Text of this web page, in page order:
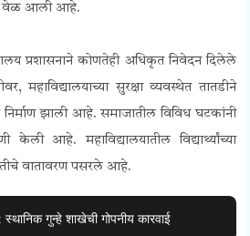
वेळ आली आहे.
प्रशासनाने कोणतेही अधिकृत निवेदन दिलेले
महाविद्यालयाच्या सुरक्षा व्यवस्थेत तातडीने
झाली आहे. समाजातील विविध घटकांनी
केली आहे. महाविद्यालयातील विद्यार्थ्यांच्या
वातावरण पसरले आहे.
गुन्हे शाखेची गोपनीय कारवाई